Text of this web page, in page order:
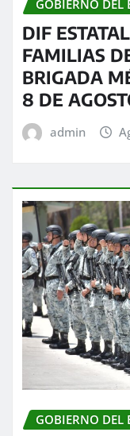
GOBIERNO DEL
DIF
FAMILIAS
BRIGADA
8 DE
admin
GOBIERNO DEL